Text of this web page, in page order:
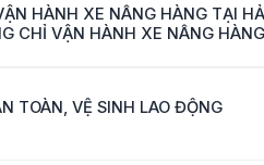
HÀNH XE NÂNG HÀNG TẠI
CHỈ VẬN HÀNH XE NÂNG HÀNG
TOÀN, VỆ SINH LAO ĐỘNG